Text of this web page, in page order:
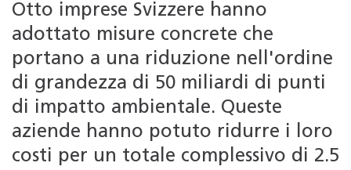
Otto imprese Svizzere hanno
adottato misure concrete che
portano a una riduzione nell'ordine
di grandezza di 50 miliardi di punti
di impatto ambientale. Queste
aziende hanno potuto ridurre i loro
costi per un totale complessivo di 2.5